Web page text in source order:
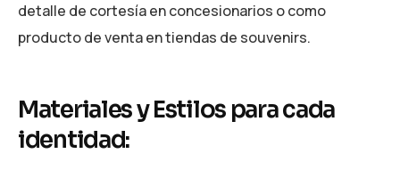
detalle de cortesía en concesionarios o como
producto de venta en tiendas de souvenirs.
Materiales y Estilos para cada
identidad: